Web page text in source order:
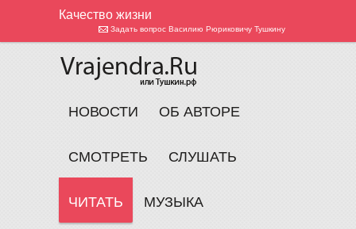
Качество жизни
Задать вопрос Василию Рюриковичу Тушкину
НОВОСТИ ОБ АВТОРЕ
СМОТРЕТЬ СЛУШАТЬ
ЧИТАТЬ МУЗЫКА